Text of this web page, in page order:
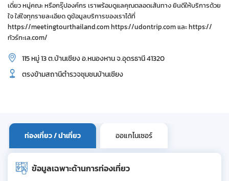
เดี่ยว หมู่คณะ หรือกรุ๊ปองค์กร เราพร้อมดูแลคุณตลอดเส้นทาง ยินดีให้บริการด้วย
ใจ ใส่ใจทุกรายละเอียด ดูข้อมูลบริการของเราได้ที่
https://meetingtourthailand.com https://udontrip.com และ https://
ทัวร์ทะเล.com/
115 หมู่ 13 ต.บ้านเชียง อ.หนองหาน จ.อุดรธานี 41320
ตรงข้ามสถานีตำรวจชุมชนบ้านเชียง
ท่องเที่ยว / นำเที่ยว ออแกไนเซอร์
ข้อมูลเฉพาะด้านการท่องเที่ยว